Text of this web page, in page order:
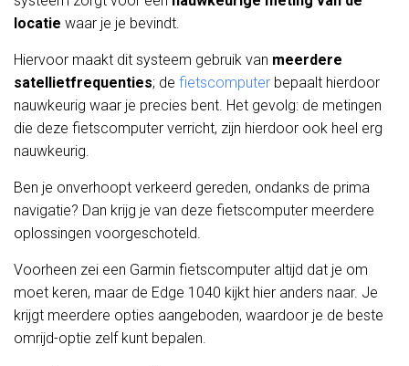
locatie waar je je bevindt.
Hiervoor maakt dit systeem gebruik van meerdere
satellietfrequenties; de fietscomputer bepaalt hierdoor
nauwkeurig waar je precies bent. Het gevolg: de metingen
die deze fietscomputer verricht, zijn hierdoor ook heel erg
nauwkeurig.
Ben je onverhoopt verkeerd gereden, ondanks de prima
navigatie? Dan krijg je van deze fietscomputer meerdere
oplossingen voorgeschoteld.
Voorheen zei een Garmin fietscomputer altijd dat je om
moet keren, maar de Edge 1040 kijkt hier anders naar. Je
krijgt meerdere opties aangeboden, waardoor je de beste
omrijd-optie zelf kunt bepalen.